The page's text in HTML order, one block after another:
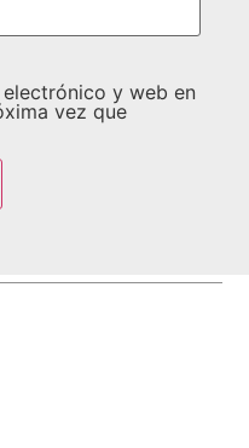
y web en
vez que